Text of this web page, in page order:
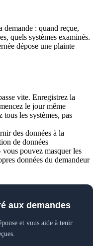
demande : quand reçue,
quels systèmes examinés.
dépose une plainte
vite. Enregistrez la
le jour même
tous les systèmes, pas
des données à la
de données
vous pouvez masquer les
données du demandeur
aux demandes
et vous aide à tenir